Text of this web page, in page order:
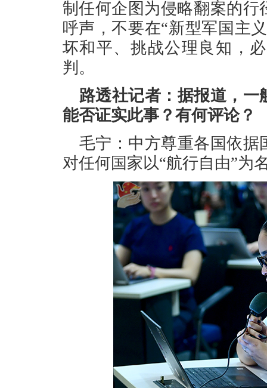
制任何企图为侵略翻案的
呼声，不要在“新型军国主
坏和平、挑战公理良知，
判。
路透社记者：据报道，
能否证实此事？有何评论？
毛宁：中方尊重各国依
对任何国家以“航行自由”为